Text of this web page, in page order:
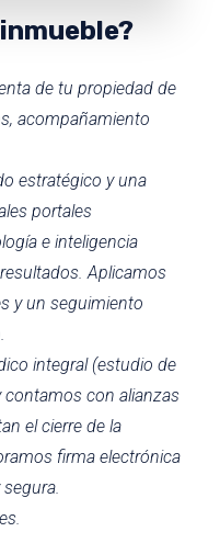
de tu propiedad de
acompañamiento
estratégico y una
portales
e inteligencia
Aplicamos
yun seguimiento
integral (estudio de
contamos con alianzas
el cierre de la
firma electrónica